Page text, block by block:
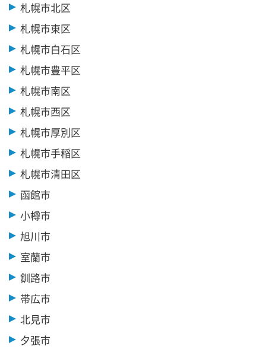
札幌市北区
札幌市東区
札幌市白石区
札幌市豊平区
札幌市南区
札幌市西区
札幌市厚別区
札幌市手稲区
札幌市清田区
函館市
小樽市
旭川市
室蘭市
釧路市
帯広市
北見市
夕張市